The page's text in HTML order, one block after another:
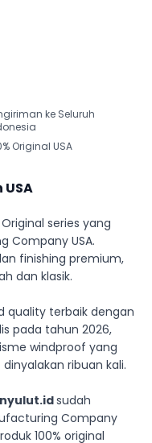
ke Seluruh
Original USA
series yang
Company USA.
finishing premium,
dan klasik.
quality terbaik dengan
pada tahun 2026,
windproof yang
ribuan kali.
sudah
Company
100% original